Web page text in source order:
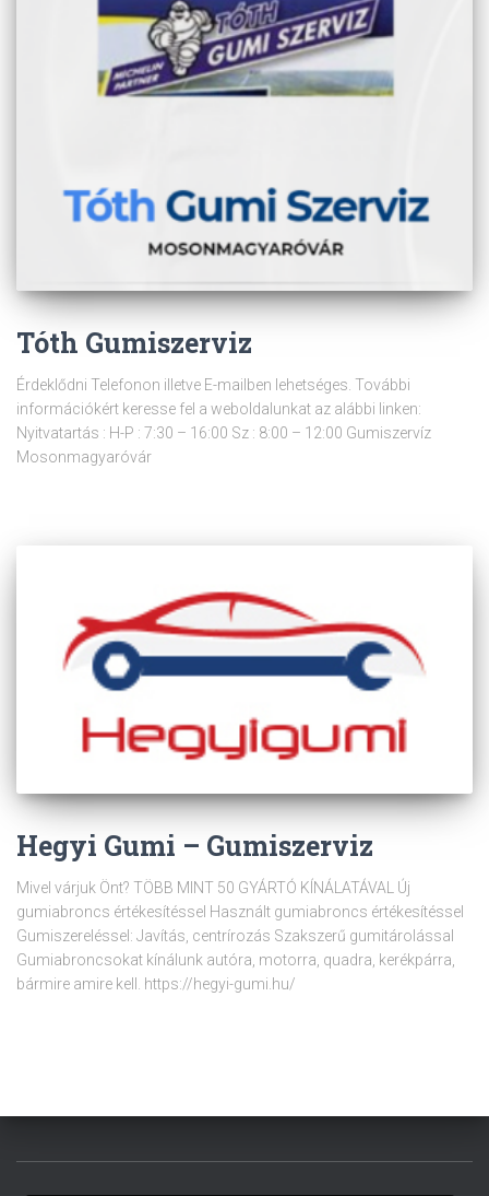
Tóth Gumiszerviz
Érdeklődni Telefonon illetve E-mailben lehetséges. További
információkért keresse fel a weboldalunkat az alábbi linken:
Nyitvatartás : H-P : 7:30 – 16:00 Sz : 8:00 – 12:00 Gumiszervíz
Mosonmagyaróvár
Hegyi Gumi – Gumiszerviz
Mivel várjuk Önt? TÖBB MINT 50 GYÁRTÓ KÍNÁLATÁVAL Új
gumiabroncs értékesítéssel Használt gumiabroncs értékesítéssel
Gumiszereléssel: Javítás, centrírozás Szakszerű gumitárolással
Gumiabroncsokat kínálunk autóra, motorra, quadra, kerékpárra,
bármire amire kell. https://hegyi-gumi.hu/